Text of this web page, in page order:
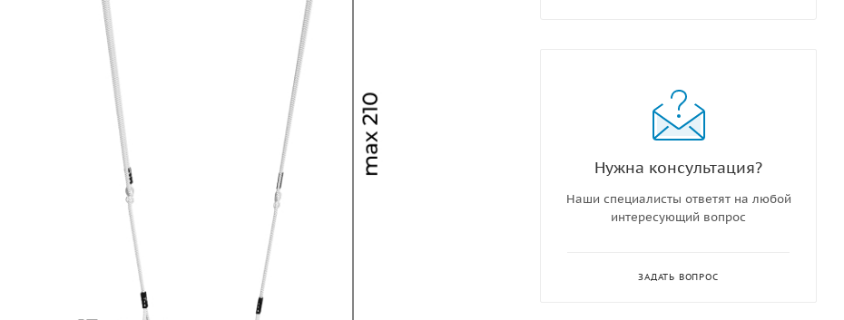
Нужна консультация?
Наши специалисты ответят на любой
интересующий вопрос
ЗАДАТЬ ВОПРОС